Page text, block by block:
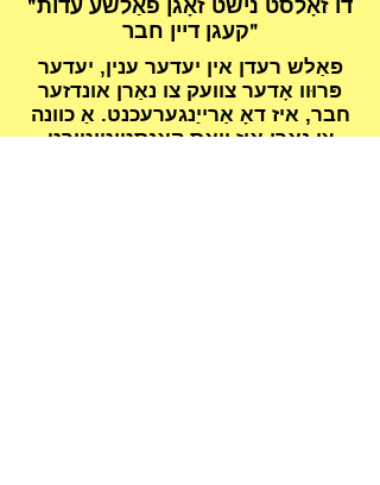
"דו זאָלסט נישט זאָגן פאַלשע עדות
קעגן דיין חבר"
פאַלש רעדן אין יעדער ענין, יעדער
פּרוּוו אָדער צוועק צו נאַרן אונדזער
חבר, איז דאָ אַרייַנגערעכנט. אַ כוונה
צו נאַרן איז וואָס קאָנסטיטוטירט